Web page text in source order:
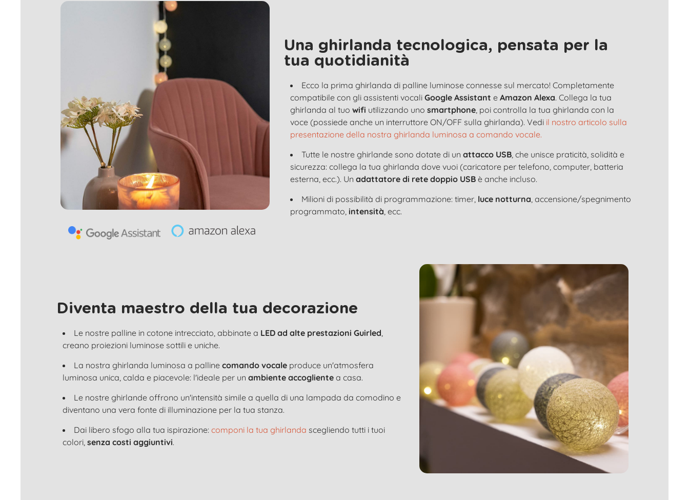
Una ghirlanda tecnologica, pensata per la
tua quotidianità
Ecco la prima ghirlanda di palline luminose connesse sul mercato! Completamente
compatibile con gli assistenti vocaliGoogle Assistant eAmazon Alexa. Collega la tua
ghirlanda al tuowifi utilizzando unosmartphone, poi controlla la tua ghirlanda con la
voce (possiede anche un interruttore ON/OFF sulla ghirlanda). Vedi il nostro articolo sulla
presentazione della nostra ghirlanda luminosa a comando vocale.
Tutte le nostre ghirlande sono dotate di unattacco USB, che unisce praticità, solidità e
sicurezza: collega la tua ghirlanda dove vuoi (caricatore per telefono, computer, batteria
esterna, ecc.). Unadattatore di rete doppio USB è anche incluso.
Milioni di possibilità di programmazione: timer, luce notturna, accensione/spegnimento
programmato, intensità, ecc.
Diventa maestro della tua decorazione
Le nostre palline in cotone intrecciato, abbinate a LED ad alte prestazioni Guirled,
creano proiezioni luminose sottili e uniche.
La nostra ghirlanda luminosa a palline comando vocale produce un'atmosfera
luminosa unica, calda e piacevole: l'ideale per un ambiente accogliente a casa.
Le nostre ghirlande offrono un'intensità simile a quella di una lampada da comodino e
diventano una vera fonte di illuminazione per la tua stanza.
Dai libero sfogo alla tua ispirazione: componi la tua ghirlanda scegliendo tutti i tuoi
colori, senza costi aggiuntivi.